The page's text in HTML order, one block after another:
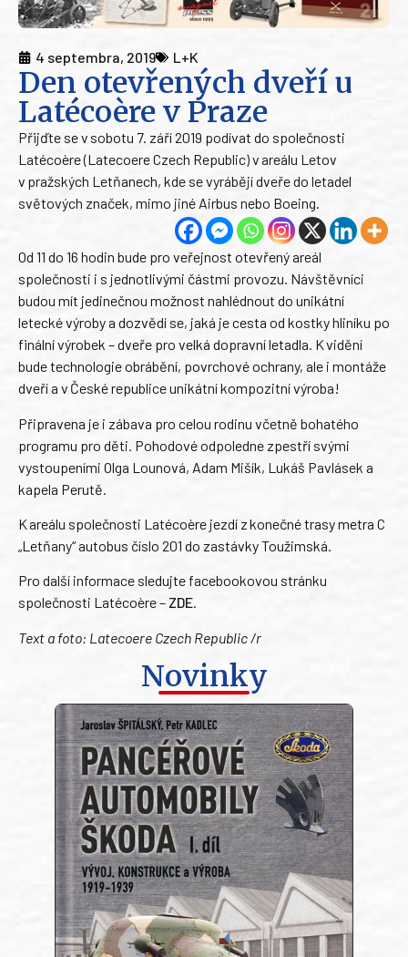
4 septembra, 2019 L+K
Den otevřených dveří u
Latécoère v Praze
Přijďte se v sobotu 7. září 2019 podívat do společnosti
Latécoère (Latecoere Czech Republic) v areálu Letov
v pražských Letňanech, kde se vyrábějí dveře do letadel
světových značek, mimo jiné Airbus nebo Boeing.
Od 11 do 16 hodin bude pro veřejnost otevřený areál
společnosti i s jednotlivými částmi provozu. Návštěvníci
budou mít jedinečnou možnost nahlédnout do unikátní
letecké výroby a dozvědí se, jaká je cesta od kostky hliníku po
finální výrobek – dveře pro velká dopravní letadla. K vidění
bude technologie obrábění, povrchové ochrany, ale i montáže
dveří a v České republice unikátní kompozitní výroba!
Připravena je i zábava pro celou rodinu včetně bohatého
programu pro děti. Pohodové odpoledne zpestří svými
vystoupeními Olga Lounová, Adam Mišík, Lukáš Pavlásek a
kapela Perutě.
K areálu společnosti Latécoère jezdí z konečné trasy metra C
„Letňany“ autobus číslo 201 do zastávky Toužimská.
Pro další informace sledujte facebookovou stránku
společnosti Latécoère – ZDE.
Text a foto: Latecoere Czech Republic /r
Novinky